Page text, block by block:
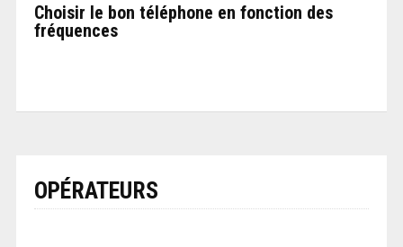
Choisir le bon téléphone en fonction des
fréquences
OPÉRATEURS